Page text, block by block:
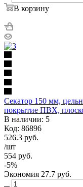
В корзину
Секатор 150 мм,
покрытие ПВХ,
В наличии: 5
Код: 86896
526.3 руб.
/шт
554 руб.
-5%
Экономия 27.7 руб.